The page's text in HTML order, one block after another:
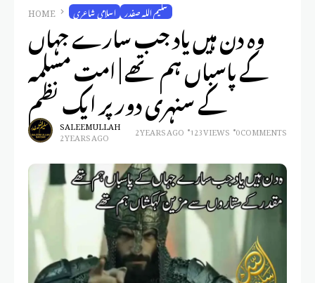
HOME اسلامی شاعری سلیم اللہ صفدر
وہ دن ہیں یاد جب سارے جہاں
کے پاسباں ہم تھے | امت مسلمہ
کے سنہری دور پر ایک نظم
SALEEM ULLAH
2 YEARS AGO 2 YEARS AGO 123 VIEWS 0 COMMENTS